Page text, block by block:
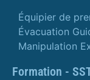
Équipier de
Évacuation
Manipulation
Formation -